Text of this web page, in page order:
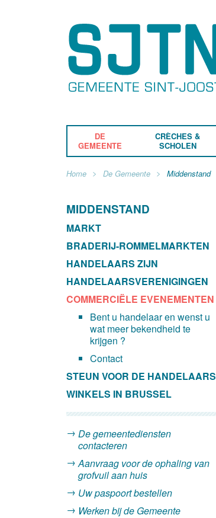
DE
GEMEENTE
CRÈCHES &
SCHOLEN
Home De Gemeente Middenstand
MIDDENSTAND
MARKT
BRADERIJ-ROMMELMARKTEN
HANDELAARS ZIJN
HANDELAARSVERENIGINGEN
COMMERCIËLE EVENEMENTEN
Bent u handelaar en wenst u
wat meer bekendheid te
krijgen ?
Contact
STEUN VOOR DE HANDELAARS
WINKELS IN BRUSSEL
De gemeentediensten
contacteren
Aanvraag voor de ophaling van
grofvuil aan huis
Uw paspoort bestellen
Werken bij de Gemeente